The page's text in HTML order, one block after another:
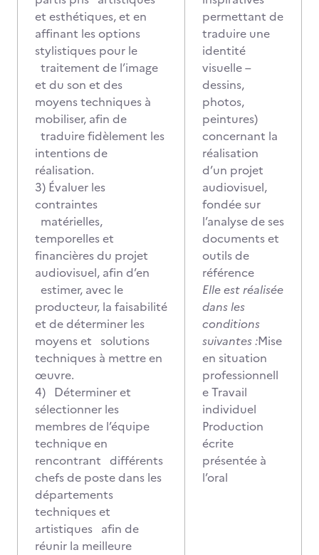
et esthétiques, et en
affinant les options
stylistiques pour le
traitement de l’image
et du son et des
moyens techniques à
mobiliser, afin de
traduire fidèlement les
intentions de
réalisation.
3) Évaluer les
contraintes
matérielles,
temporelles et
financières du projet
audiovisuel, afin d’en
estimer, avec le
producteur, la faisabilité
et de déterminer les
moyens et solutions
techniques à mettre en
œuvre.
4) Déterminer et
sélectionner les
membres de l’équipe
technique en
rencontrant différents
chefs de poste dans les
départements
techniques et
artistiques afin de
réunir la meilleure
permettant de
traduire une
identité
visuelle –
dessins,
photos,
peintures)
concernant la
réalisation
d’un projet
audiovisuel,
fondée sur
l’analyse de ses
documents et
outils de
référence
Elle est réalisée
dans les
conditions
suivantes :Mise
en situation
professionnell
e Travail
individuel
Production
écrite
présentée à
l’oral